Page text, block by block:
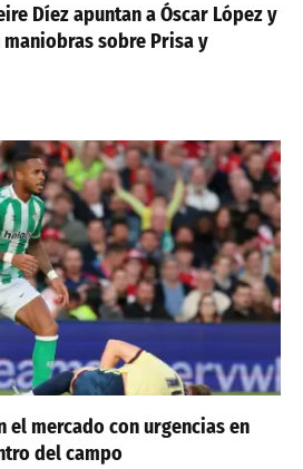
Díez apuntan a Óscar López y
maniobras sobre Prisa y
el mercado con urgencias en
del campo